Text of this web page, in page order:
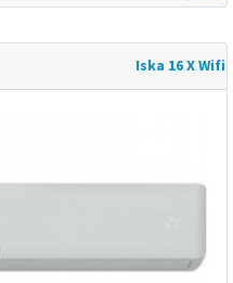
Iska 16 X Wifi